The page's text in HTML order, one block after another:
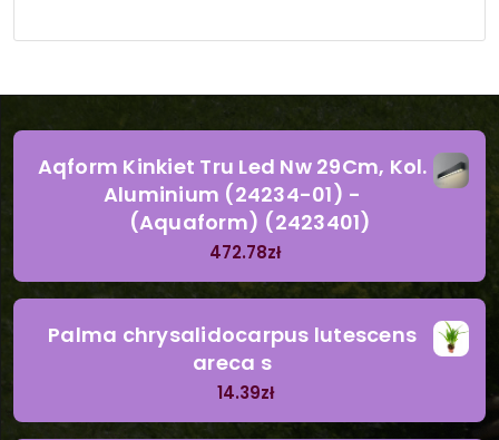
Aqform Kinkiet Tru Led Nw 29Cm, Kol.
Aluminium (24234-01) -
(Aquaform) (2423401)
472.78zł
Palma chrysalidocarpus lutescens
areca s
14.39zł